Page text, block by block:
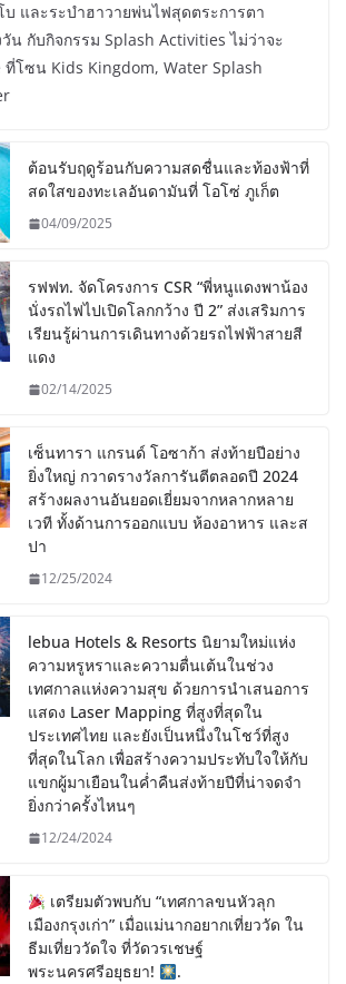
บ และระบำฮาวายพ่นไฟสุดตระการตา
น กับกิจกรรม Splash Activities ไม่ว่าจะ
ที่โซน Kids Kingdom, Water Splash
ต้อนรับฤดูร้อนกับความสดชื่นและท้องฟ้าที่
สดใสของทะเลอันดามันที่ โอโซ่ ภูเก็ต
04/09/2025
รฟฟท. จัดโครงการ CSR “พี่หนูแดงพาน้อง
นั่งรถไฟไปเปิดโลกกว้าง ปี 2” ส่งเสริมการ
เรียนรู้ผ่านการเดินทางด้วยรถไฟฟ้าสายสี
แดง
02/14/2025
เซ็นทารา แกรนด์ โอซาก้า ส่งท้ายปีอย่าง
ยิ่งใหญ่ กวาดรางวัลการันตีตลอดปี 2024
สร้างผลงานอันยอดเยี่ยมจากหลากหลาย
เวที ทั้งด้านการออกแบบ ห้องอาหาร และส
ปา
12/25/2024
lebua Hotels & Resorts นิยามใหม่แห่ง
ความหรูหราและความตื่นเต้นในช่วง
เทศกาลแห่งความสุข ด้วยการนำเสนอการ
แสดง Laser Mapping ที่สูงที่สุดใน
ประเทศไทย และยังเป็นหนึ่งในโชว์ที่สูง
ที่สุดในโลก เพื่อสร้างความประทับใจให้กับ
แขกผู้มาเยือนในค่ำคืนส่งท้ายปีที่น่าจดจำ
ยิ่งกว่าครั้งไหนๆ
12/24/2024
เตรียมตัวพบกับ “เทศกาลขนหัวลุก
เมืองกรุงเก่า” เมื่อแม่นากอยากเที่ยววัด ใน
ธีมเที่ยววัดใจ ที่วัดวรเชษฐ์
พระนครศรีอยุธยา!
.